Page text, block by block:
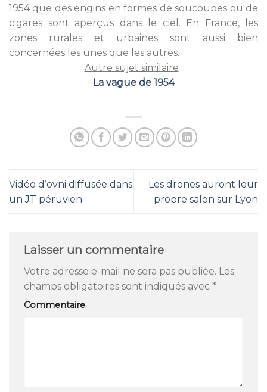
1954 que des engins en formes de soucoupes ou de
cigares sont aperçus dans le ciel. En France, les
zones rurales et urbaines sont aussi bien
concernées les unes que les autres.
Autre sujet similaire :
La vague de 1954
Vidéo d’ovni diffusée dans
un JT péruvien
Les drones auront leur
propre salon sur Lyon
Laisser un commentaire
Votre adresse e-mail ne sera pas publiée. Les
champs obligatoires sont indiqués avec *
Commentaire